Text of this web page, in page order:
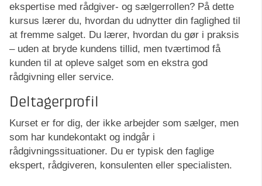
ekspertise med rådgiver- og sælgerrollen? På dette
kursus lærer du, hvordan du udnytter din faglighed til
at fremme salget. Du lærer, hvordan du gør i praksis
– uden at bryde kundens tillid, men tværtimod få
kunden til at opleve salget som en ekstra god
rådgivning eller service.
Deltagerprofil
Kurset er for dig, der ikke arbejder som sælger, men
som har kundekontakt og indgår i
rådgivningssituationer. Du er typisk den faglige
ekspert, rådgiveren, konsulenten eller specialisten.